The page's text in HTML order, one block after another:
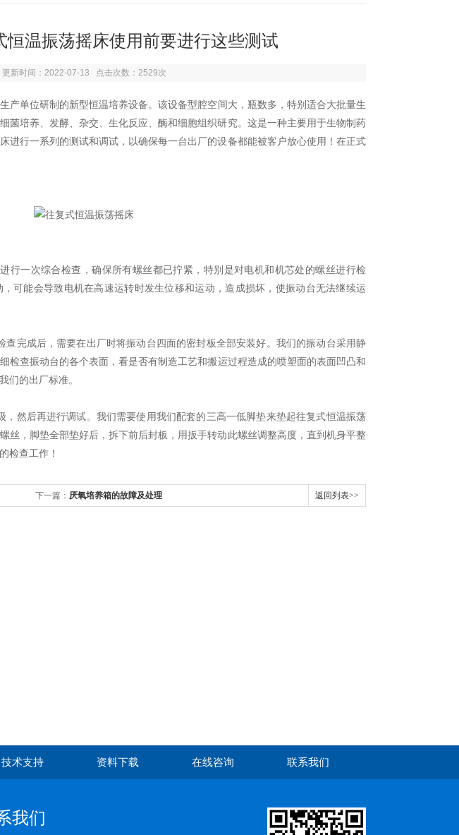
恒温振荡摇床使用前要进行这些测试
更新时间：2022-07-13 点击次数：2529次
产单位研制的新型恒温培养设备。该设备型腔空间大，瓶数多，特别适合大批量生
菌培养、发酵、杂交、生化反应、酶和细胞组织研究。这是一种主要用于生物制药
进行一系列的测试和调试，以确保每一台出厂的设备都能被客户放心使用！在正式
一次综合检查，确保所有螺丝都已拧紧，特别是对电机和机芯处的螺丝进行检
可能会导致电机在高速运转时发生位移和运动，造成损坏，使振动台无法继续运
完成后，需要在出厂时将振动台四面的密封板全部安装好。我们的振动台采用静
检查振动台的各个表面，看是否有制造工艺和搬运过程造成的喷塑面的表面凹凸和
们的出厂标准。
然后再进行调试。我们需要使用我们配套的三高一低脚垫来垫起往复式恒温振荡
丝，脚垫全部垫好后，拆下前后封板，用扳手转动此螺丝调整高度，直到机身平整
检查工作！
下一篇： 厌氧培养箱的故障及处理 返回列表>>
技术支持 资料下载 在线咨询 联系我们
我们